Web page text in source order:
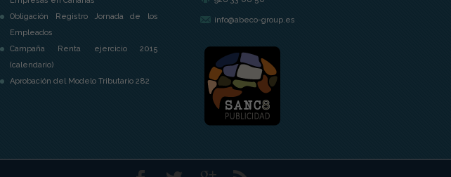
Obligación Registro Jornada de los
Empleados
Campaña Renta ejercicio 2015
(calendario)
Aprobación del Modelo Tributario 282
info@abeco-group.es